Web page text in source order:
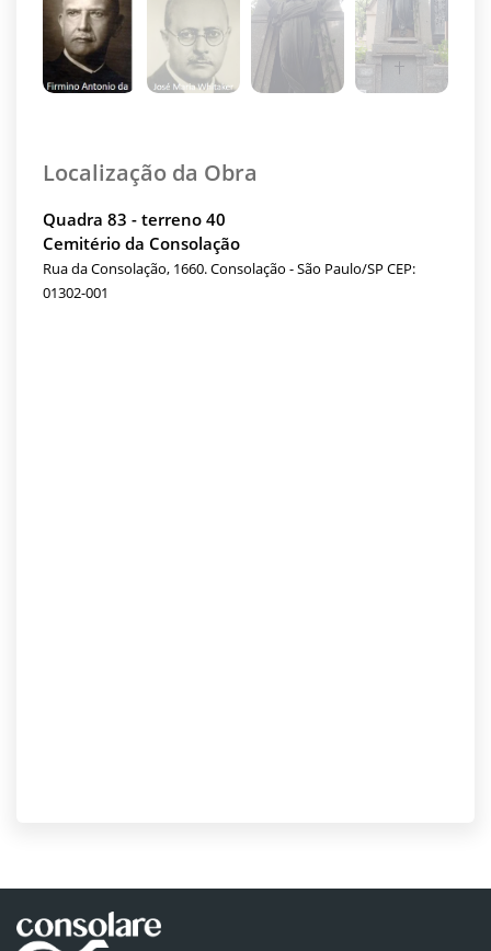
Localização da Obra
Quadra 83 - terreno 40
Cemitério da Consolação
Rua da Consolação, 1660. Consolação - São Paulo/SP CEP:
01302-001